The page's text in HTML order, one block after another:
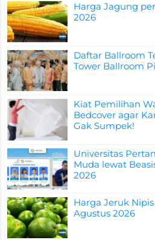
Harga Jagung
2026
Daftar Ballroom
Tower Ballroom
Kiat Pemilihan
Bedcover agar
Gak Sumpek!
Universitas
Muda lewat
2026
Harga Jeruk
Agustus 2026